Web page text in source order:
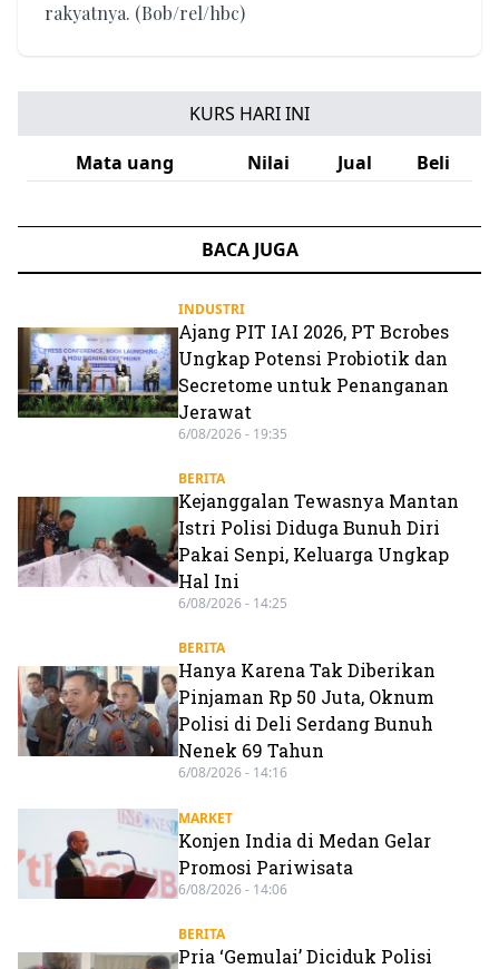
rakyatnya. (Bob/rel/hbc)
KURS HARI INI
Mata uang
Nilai Jual Beli
BACA JUGA
INDUSTRI
Ajang PIT IAI 2026, PT Bcrobes
Ungkap Potensi Probiotik dan
Secretome untuk Penanganan
Jerawat
6/08/2026 - 19:35
BERITA
Kejanggalan Tewasnya Mantan
Istri Polisi Diduga Bunuh Diri
Pakai Senpi, Keluarga Ungkap
Hal Ini
6/08/2026 - 14:25
BERITA
Hanya Karena Tak Diberikan
Pinjaman Rp 50 Juta, Oknum
Polisi di Deli Serdang Bunuh
Nenek 69 Tahun
6/08/2026 - 14:16
MARKET
Konjen India di Medan Gelar
Promosi Pariwisata
6/08/2026 - 14:06
BERITA
Pria ‘Gemulai’ Diciduk Polisi